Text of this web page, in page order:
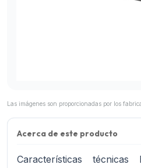
Acerca de este producto
Características